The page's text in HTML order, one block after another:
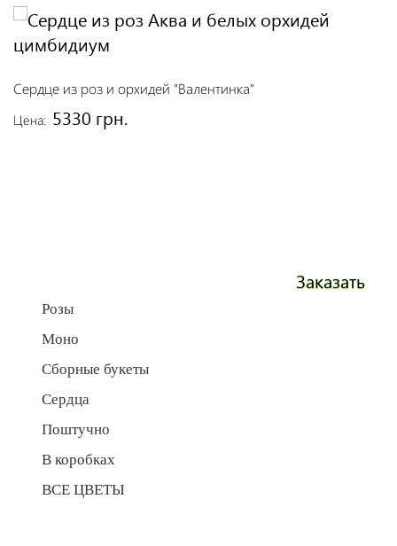
Сердце из роз и орхидей "Валентинка"
Цена: 5330 грн.
Заказать
Розы
Моно
Сборные букеты
Сердца
Поштучно
В коробках
ВСЕ ЦВЕТЫ